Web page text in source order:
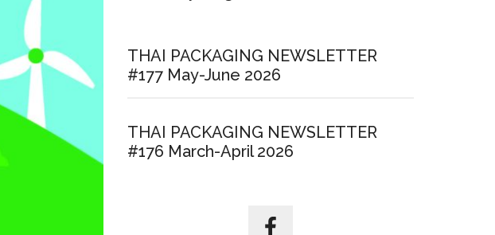
THAI PACKAGING NEWSLETTER
#177 May-June 2026
THAI PACKAGING NEWSLETTER
#176 March-April 2026